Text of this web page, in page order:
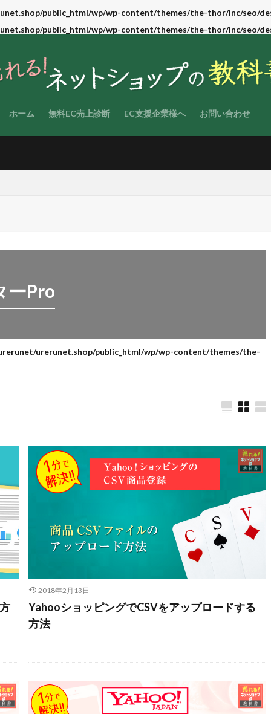
public_html/wp/wp-content/themes/the-thor/inc/seo/
public_html/wp/wp-content/themes/the-thor/inc/seo/
ホーム 無料EC売上診断 EC支援企業様へ お問い合わせ
ーPro
urerunet.shop/public_html/wp/wp-content/themes/the-
2018年2月13日
YahooショッピングでCSVをアップロードする
方法